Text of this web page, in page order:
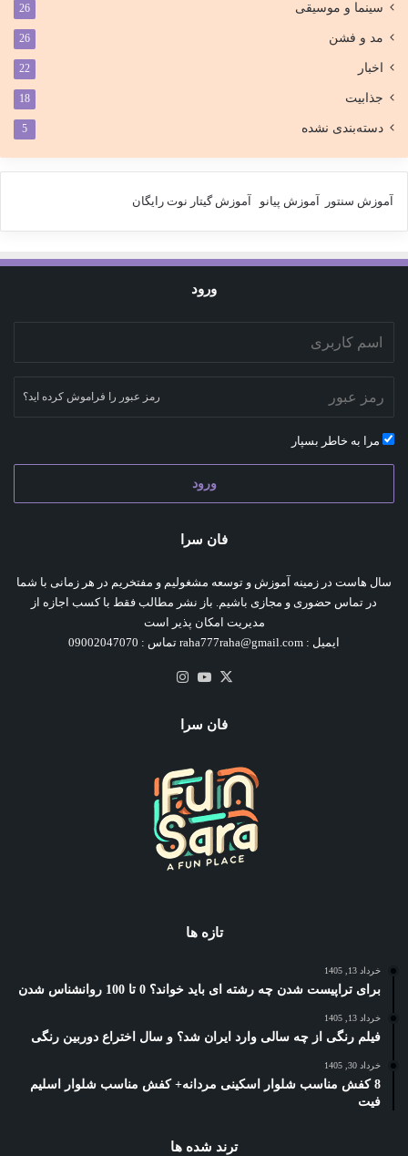
سینما و موسیقی 26
مد و فشن 26
اخبار 22
جذابیت 18
دسته‌بندی نشده 5
آموزش سنتور آموزش پیانو آموزش گیتار نوت رایگان
ورود
رمز عبور را فراموش کرده اید؟
مرا به خاطر بسپار
ورود
فان سرا
سال هاست در زمینه آموزش و توسعه مشغولیم و مفتخریم در هر زمانی با شما
در تماس حضوری و مجازی باشیم. باز نشر مطالب فقط با کسب اجازه از
مدیریت امکان پذیر است
ایمیل : raha777raha@gmail.com تماس : 09002047070
X یوتیوب
فان سرا
تازه ها
خرداد 13, 1405
برای تراپیست شدن چه رشته ای باید خواند؟ 0 تا 100 روانشناس شدن
خرداد 13, 1405
فیلم رنگی از چه سالی وارد ایران شد؟ و سال اختراع دوربین رنگی
خرداد 30, 1405
8 کفش مناسب شلوار اسکینی مردانه+ کفش مناسب شلوار اسلیم
فیت
ترند شده ها